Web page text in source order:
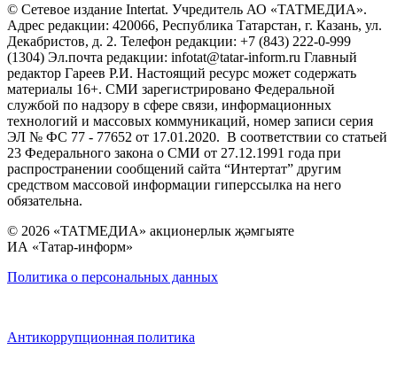
© Сетевое издание Intertat. Учредитель АО «ТАТМЕДИА».
Адрес редакции: 420066, Республика Татарстан, г. Казань, ул.
Декабристов, д. 2. Телефон редакции: +7 (843) 222-0-999
(1304) Эл.почта редакции: infotat@tatar-inform.ru Главный
редактор Гареев Р.И. Настоящий ресурс может содержать
материалы 16+. СМИ зарегистрировано Федеральной
службой по надзору в сфере связи, информационных
технологий и массовых коммуникаций, номер записи серия
ЭЛ № ФС 77 - 77652 от 17.01.2020. В соответствии со статьей
23 Федерального закона о СМИ от 27.12.1991 года при
распространении сообщений сайта “Интертат” другим
средством массовой информации гиперссылка на него
обязательна.
© 2026 «ТАТМЕДИА» акционерлык җәмгыяте
ИА «Татар-информ»
Политика о персональных данных
Антикоррупционная политика